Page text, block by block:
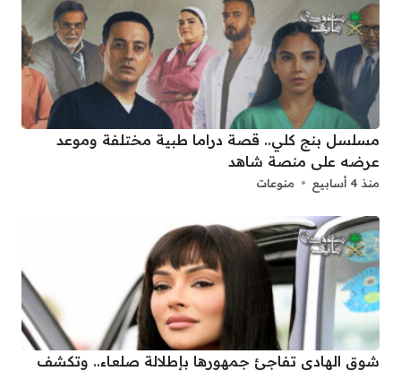
مسلسل بنج كلي.. قصة دراما طبية مختلفة وموعد
عرضه على منصة شاهد
منذ 4 أسابيع منوعات
شوق الهادي تفاجئ جمهورها بإطلالة صلعاء.. وتكشف